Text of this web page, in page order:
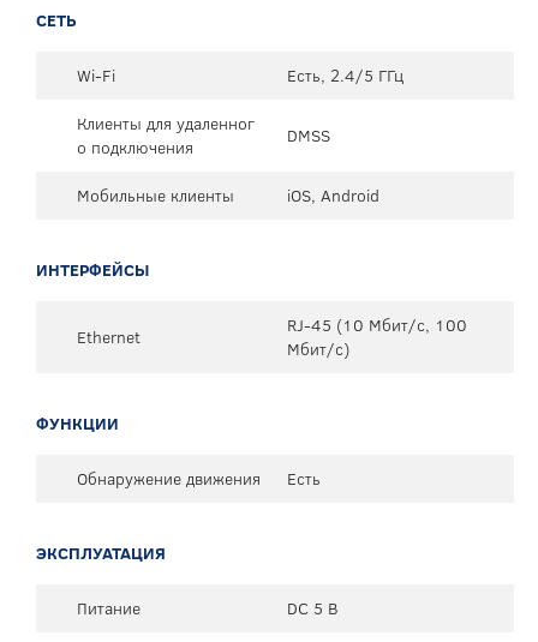
СЕТЬ
Wi-Fi
Есть, 2.4/5 ГГц
Клиенты для удаленног
о подключения
DMSS
Мобильные клиенты iOS, Android
ИНТЕРФЕЙСЫ
Ethernet
RJ-45 (10 Мбит/с, 100
Мбит/с)
ФУНКЦИИ
Обнаружение движения Есть
ЭКСПЛУАТАЦИЯ
Питание
DC 5 В